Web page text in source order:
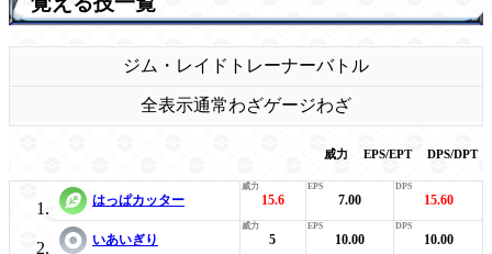
ジム・レイド トレーナーバトル
全表示通常わざゲージわざ
威力 EPS/EPT DPS/DPT
はっぱカッター 15.6 7.00 15.60
いあいぎり 5 10.00 10.00